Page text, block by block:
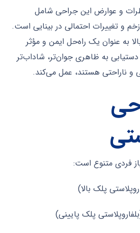
و عوارض این جراحی شامل
و تغییرات احتمالی در بینایی است.
به عنوان یک راه‌حل ایمن و مؤثر
دستیابی به ظاهری جوان‌تر، شاداب‌تر
ناراحتی هستند، عمل می‌کند.
فردی متنوع است: